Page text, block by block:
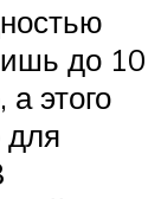
до 10
этого
для